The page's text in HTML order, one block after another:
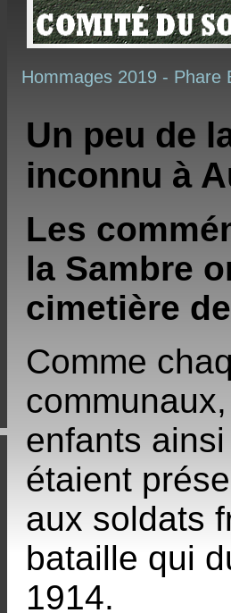
Hommages 2019 - Phare
Un peu de
inconnu à
Les
la Sambre
cimetière
Comme
enfants
étaient
aux soldats
bataille qui
1914.